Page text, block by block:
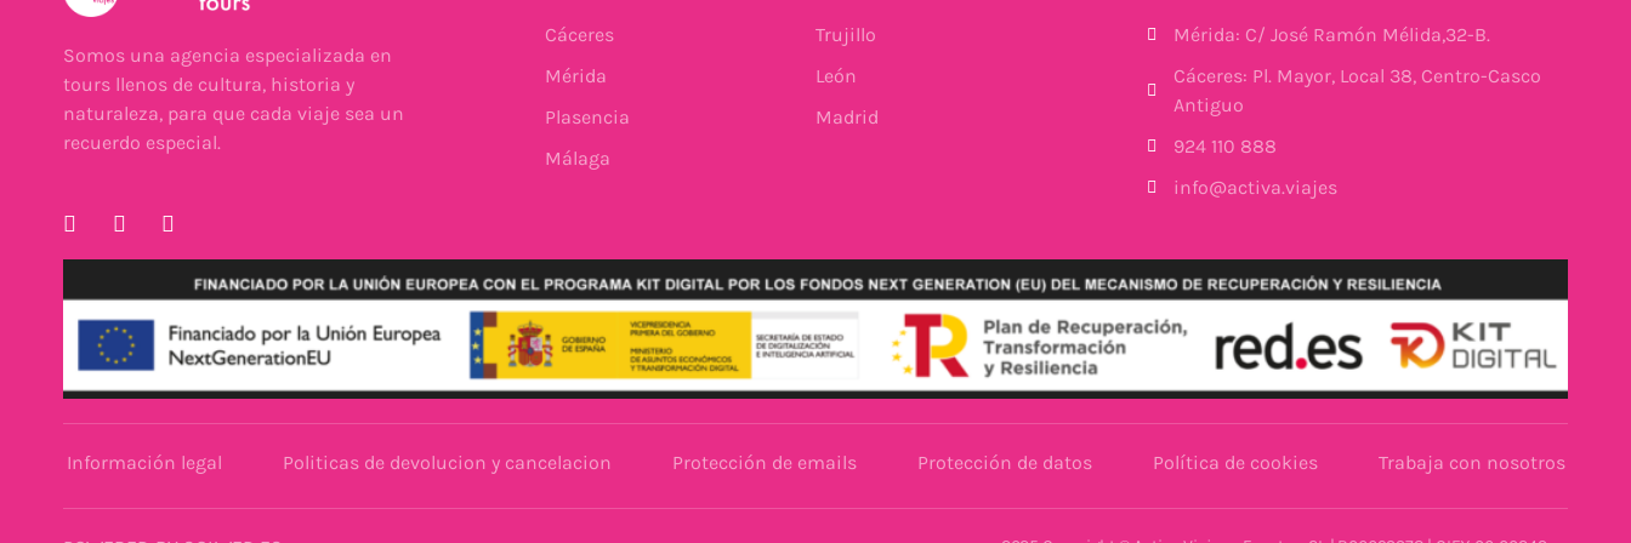
Somos una agencia especializada en
tours llenos de cultura, historia y
naturaleza, para que cada viaje sea un
recuerdo especial.
Cáceres
Mérida
Plasencia
Málaga
Trujillo
León
Madrid
Mérida: C/ José Ramón Mélida,32-B.
Cáceres: Pl. Mayor, Local 38, Centro-Casco
Antiguo
924 110 888
info@activa.viajes
Información legal Politicas de devolucion y cancelacion Protección de emails Protección de datos Política de cookies Trabaja con nosotros